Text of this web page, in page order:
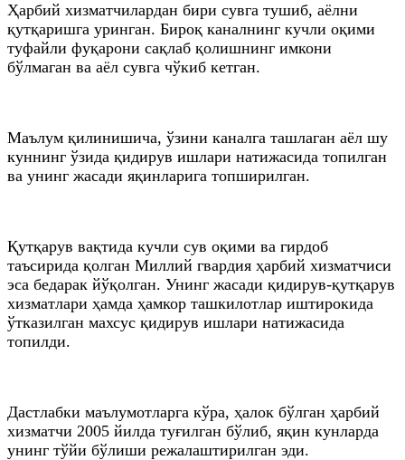
Ҳарбий хизматчилардан бири сувга тушиб, аёлни
қутқаришга уринган. Бироқ каналнинг кучли оқими
туфайли фуқарони сақлаб қолишнинг имкони
бўлмаган ва аёл сувга чўкиб кетган.
Маълум қилинишича, ўзини каналга ташлаган аёл шу
куннинг ўзида қидирув ишлари натижасида топилган
ва унинг жасади яқинларига топширилган.
Қутқарув вақтида кучли сув оқими ва гирдоб
таъсирида қолган Миллий гвардия ҳарбий хизматчиси
эса бедарак йўқолган. Унинг жасади қидирув-қутқарув
хизматлари ҳамда ҳамкор ташкилотлар иштирокида
ўтказилган махсус қидирув ишлари натижасида
топилди.
Дастлабки маълумотларга кўра, ҳалок бўлган ҳарбий
хизматчи 2005 йилда туғилган бўлиб, яқин кунларда
унинг тўйи бўлиши режалаштирилган эди.